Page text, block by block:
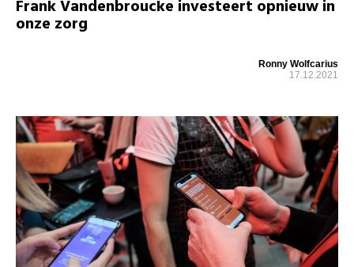
Frank Vandenbroucke investeert opnieuw in
onze zorg
Ronny Wolfcarius
17.12.2021